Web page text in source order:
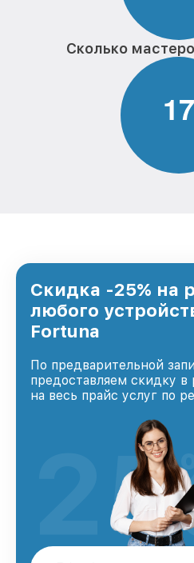
Сколько
17
Скидка -25% на
любого
Fortuna
По предварительной
предоставляем скидку в
на весь прайс услуг по
25